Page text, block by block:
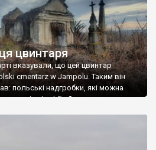
цвинтаря
вказували, що цей цвинтар
cmentarz w Jampolu. Таким він
польські надгробки, які можна
епітафії… Загалом цвинтар